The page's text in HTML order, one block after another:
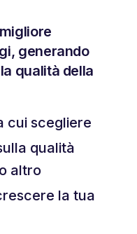
generando
qualità della
cui scegliere
qualità
altro
la tua